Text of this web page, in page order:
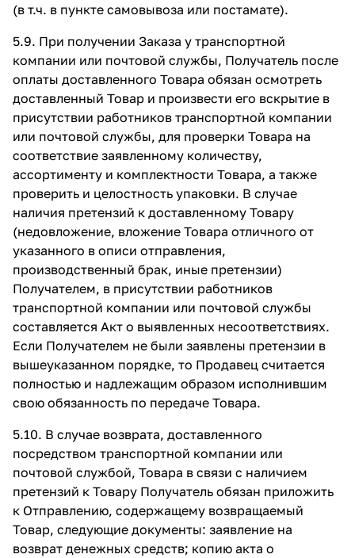
(в т.ч. в пункте самовывоза или постамате).
5.9. При получении Заказа у транспортной
компании или почтовой службы, Получатель после
оплаты доставленного Товара обязан осмотреть
доставленный Товар и произвести его вскрытие в
присутствии работников транспортной компании
или почтовой службы, для проверки Товара на
соответствие заявленному количеству,
ассортименту и комплектности Товара, а также
проверить и целостность упаковки. В случае
наличия претензий к доставленному Товару
(недовложение, вложение Товара отличного от
указанного в описи отправления,
производственный брак, иные претензии)
Получателем, в присутствии работников
транспортной компании или почтовой службы
составляется Акт о выявленных несоответствиях.
Если Получателем не были заявлены претензии в
вышеуказанном порядке, то Продавец считается
полностью и надлежащим образом исполнившим
свою обязанность по передаче Товара.
5.10. В случае возврата, доставленного
посредством транспортной компании или
почтовой службой, Товара в связи с наличием
претензий к Товару Получатель обязан приложить
к Отправлению, содержащему возвращаемый
Товар, следующие документы: заявление на
возврат денежных средств; копию акта о